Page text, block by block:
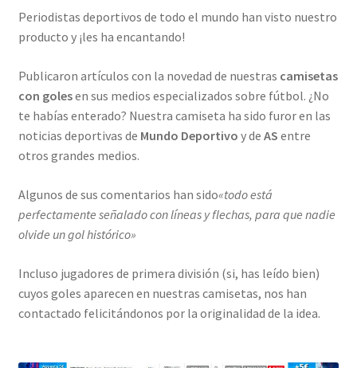
Periodistas deportivos de todo el mundo han visto nuestro
producto y ¡les ha encantando!
Publicaron artículos con la novedad de nuestras camisetas
con golesen sus medios especializados sobre fútbol. ¿No
te habías enterado? Nuestra camiseta ha sido furor en las
noticias deportivas de Mundo Deportivo y de AS entre
otros grandes medios.
Algunos de sus comentarios han sido«todo está
perfectamente señalado con líneas y flechas, para que nadie
olvide un gol histórico»
Incluso jugadores de primera división (si, has leído bien)
cuyos goles aparecen en nuestras camisetas, nos han
contactado felicitándonos por la originalidad de la idea.